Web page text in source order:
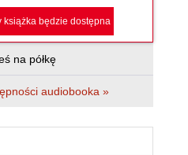
książka będzie dostępna
na półkę
audiobooka »